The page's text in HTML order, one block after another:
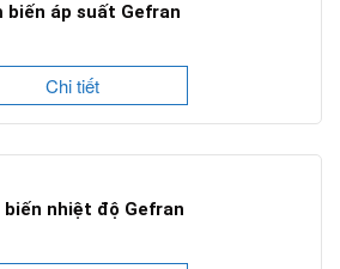
biến áp suất Gefran
Chi tiết
biến nhiệt độ Gefran